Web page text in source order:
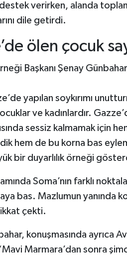
destek verirken, alanda
dile getirdi.
ölen çocuk
Başkanı Şenay
yapılan soykırımı
ve kadınlardır.
sessiz kalmamak için
hem de bu korna bas
bir duyarlılık örneği
Soma’nın farklı
bas. Mazlumun yanında
çekti.
konuşmasında ayrıca
Marmara’dan sonra